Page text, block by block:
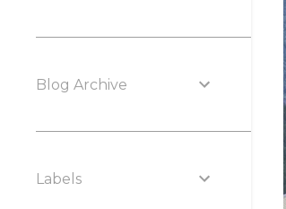
Blog Archive
Labels